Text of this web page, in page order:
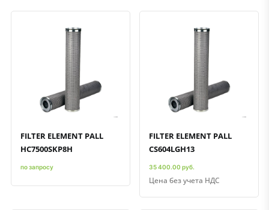
Быстрый просмотр
Добавить к сравнению
Добавить в избранное
FILTER ELEMENT PALL
HC7500SKP8H
по запросу
Быстрый просмотр
Добавить к сравнению
Добавить в избранное
FILTER ELEMENT PALL
CS604LGH13
35 400.00 руб.
Цена без учета НДС